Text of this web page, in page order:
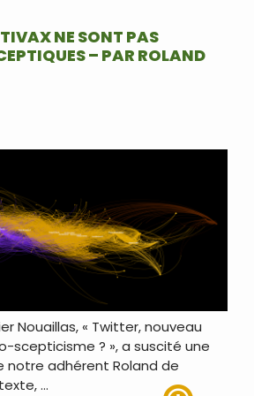
NE SONT PAS
– PAR ROLAND
Nouaillas, « Twitter, nouveau
scepticisme ? », a suscité une
notre adhérent Roland de
…